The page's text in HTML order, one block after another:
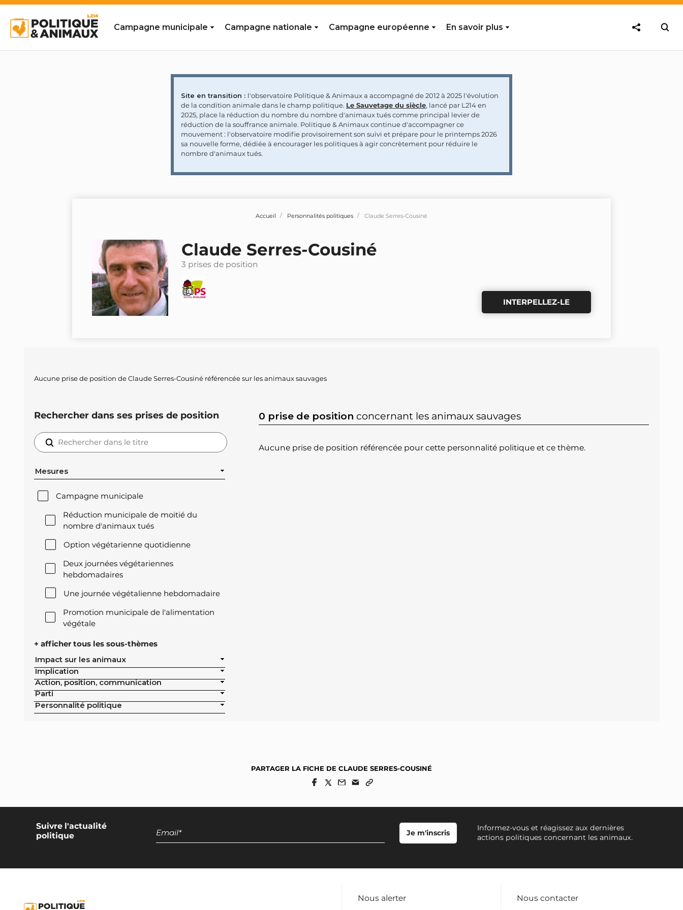
Campagne municipale Campagne nationale Campagne européenne En savoir plus
Site en transition : l'observatoire Politique & Animaux a accompagné de 2012 à 2025 l'évolution
de la condition animale dans le champ politique. Le Sauvetage du siècle, lancé par L214 en
2025, place la réduction du nombre du nombre d'animaux tués comme principal levier de
réduction de la souffrance animale. Politique & Animaux continue d'accompagner ce
mouvement : l'observatoire modifie provisoirement son suivi et prépare pour le printemps 2026
sa nouvelle forme, dédiée à encourager les politiques à agir concrètement pour réduire le
nombre d'animaux tués.
Accueil Personnalités politiques Claude Serres-Cousiné
Claude Serres-Cousiné
3 prises de position
INTERPELLEZ-LE
Aucune prise de position de Claude Serres-Cousiné référencée sur les animaux sauvages
Rechercher dans ses prises de position
Mesures
Campagne municipale
Réduction municipale de moitié du
nombre d'animaux tués
Option végétarienne quotidienne
Deux journées végétariennes
hebdomadaires
Une journée végétalienne hebdomadaire
Promotion municipale de l'alimentation
végétale
Offre végétale lors des réceptions
Exclusion de l'élevage intensif des achats
publics de la ville
Exclusion de la pisciculture des achats
publics de la ville
piscicoles
Mesures miroirs sur les produits d’origine
Interdiction des navires de pêche de plus
Interdiction nationale des élevages
+ afficher tous les sous-thèmes
Impact sur les animaux
Implication
Action, position, communication
Parti
Personnalité politique
0 prise de position concernant les animaux sauvages
Aucune prise de position référencée pour cette personnalité politique et ce thème.
PARTAGER LA FICHE DE CLAUDE SERRES-COUSINÉ
Suivre l'actualité
politique
Informez-vous et réagissez aux dernières
actions politiques concernant les animaux.
Nous alerter Nous contacter